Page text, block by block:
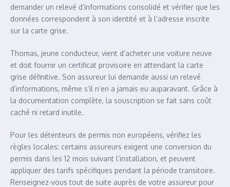
demander un relevé d’informations consolidé et vérifier que les
données correspondent à son identité et à l’adresse inscrite
sur la carte grise.
Thomas, jeune conducteur, vient d’acheter une voiture neuve
et doit fournir un certificat provisoire en attendant la carte
grise définitive. Son assureur lui demande aussi un relevé
d’informations, même s’il n’en a jamais eu auparavant. Grâce à
la documentation complète, la souscription se fait sans coût
caché ni retard inutile.
Pour les détenteurs de permis non européens, vérifiez les
règles locales: certains assureurs exigent une conversion du
permis dans les 12 mois suivant l’installation, et peuvent
appliquer des tarifs spécifiques pendant la période transitoire.
Renseignez-vous tout de suite auprès de votre assureur pour